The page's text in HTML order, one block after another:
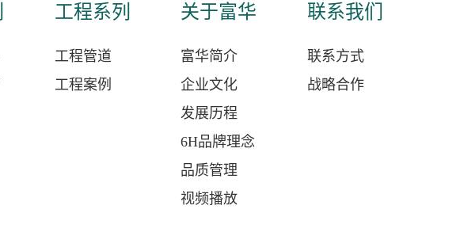
工程系列
工程管道
工程案例
关于富华
富华简介
企业文化
发展历程
6H品牌理念
品质管理
视频播放
联系我们
联系方式
战略合作